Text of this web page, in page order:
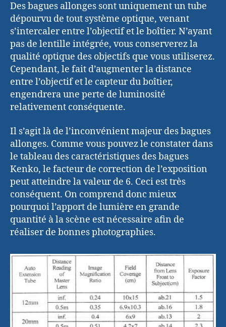
Des bagues allonges sont uniquement un tube
dépourvu de tout système optique, venant
s’intercaler entre l’objectif et le boîtier. N’ayant
pas de lentille intégrée, vous conserverez la
qualité optique des objectifs que vous utiliserez.
Cependant, le fait d’augmenter la distance
entre l’objectif et le capteur du boîtier,
engendrera une perte de luminosité
relativement conséquente.
Il s’agit là de l’inconvénient majeur des bagues
allonges. Comme vous pouvez le constater dans
le tableau des caractéristiques des bagues
Kenko, le facteur de correction de l’exposition
peut atteindre la valeur de 6. Ceci est très
conséquent. On comprend donc mieux
pourquoi l’apport de lumière en grande
quantité à la scène est nécessaire afin de
réaliser de bonnes photographies.